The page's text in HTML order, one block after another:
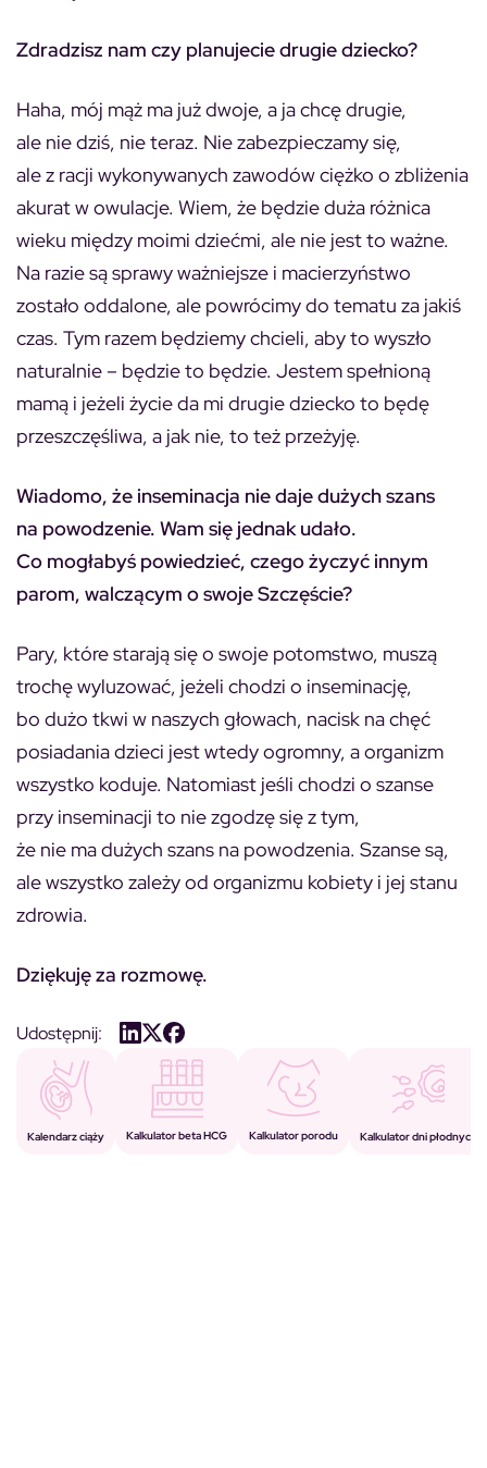
Zdradzisz nam czy planujecie drugie dziecko?
Haha, mój mąż ma już dwoje, a ja chcę drugie,
ale nie dziś, nie teraz. Nie zabezpieczamy się,
ale z racji wykonywanych zawodów ciężko o zbliżenia
akurat w owulacje. Wiem, że będzie duża różnica
wieku między moimi dziećmi, ale nie jest to ważne.
Na razie są sprawy ważniejsze i macierzyństwo
zostało oddalone, ale powrócimy do tematu za jakiś
czas. Tym razem będziemy chcieli, aby to wyszło
naturalnie – będzie to będzie. Jestem spełnioną
mamą i jeżeli życie da mi drugie dziecko to będę
przeszczęśliwa, a jak nie, to też przeżyję.
Wiadomo, że inseminacja nie daje dużych szans
na powodzenie. Wam się jednak udało.
Co mogłabyś powiedzieć, czego życzyć innym
parom, walczącym o swoje Szczęście?
Pary, które starają się o swoje potomstwo, muszą
trochę wyluzować, jeżeli chodzi o inseminację,
bo dużo tkwi w naszych głowach, nacisk na chęć
posiadania dzieci jest wtedy ogromny, a organizm
wszystko koduje. Natomiast jeśli chodzi o szanse
przy inseminacji to nie zgodzę się z tym,
że nie ma dużych szans na powodzenia. Szanse są,
ale wszystko zależy od organizmu kobiety i jej stanu
zdrowia.
Dziękuję za rozmowę.
Udostępnij:
Kalendarz ciąży Kalkulator beta HCG Kalkulator porodu Kalkulator dni płodnych